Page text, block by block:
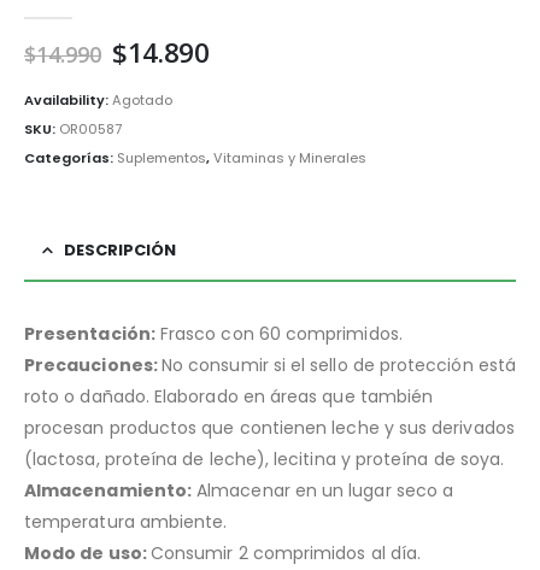
$14.990 El
precio
original
era:
$14.990.
$14.890El
$14.890.
Availability:Agotado
SKU: OR00587
Categorías: Suplementos,Vitaminas y Minerales
DESCRIPCIÓN
Presentación:Frasco con 60 comprimidos.
Precauciones:No consumir si el sello de protección está
roto o dañado. Elaborado en áreas que también
procesan productos que contienen leche y sus derivados
(lactosa, proteína de leche), lecitina y proteína de soya.
Almacenamiento: Almacenar en un lugar seco a
temperatura ambiente.
Modo de uso:Consumir 2 comprimidos al día.